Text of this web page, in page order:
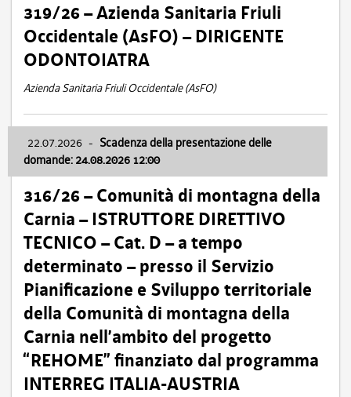
319/26 – Azienda Sanitaria Friuli
Occidentale (AsFO) – DIRIGENTE
ODONTOIATRA
Azienda Sanitaria Friuli Occidentale (AsFO)
22.07.2026 - Scadenza della presentazione delle
domande: 24.08.2026 12:00
316/26 – Comunità di montagna della
Carnia – ISTRUTTORE DIRETTIVO
TECNICO – Cat. D – a tempo
determinato – presso il Servizio
Pianificazione e Sviluppo territoriale
della Comunità di montagna della
Carnia nell’ambito del progetto
“REHOME” finanziato dal programma
INTERREG ITALIA-AUSTRIA